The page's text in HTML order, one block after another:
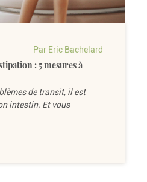
Par Eric Bachelard
: 5 mesures à
de transit, il est
intestin. Et vous